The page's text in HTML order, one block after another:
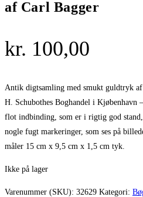
af Carl Bagger
kr. 100,00
Antik digtsamling med smukt guldtryk
H. Schubothes Boghandel i
flot indbinding, som er i rigtig god
nogle fugt markeringer, som ses på
måler 15 cm x 9,5 cm x 1,5 cm tyk.
Ikke på lager
Varenummer (SKU): 32629 Kategori: